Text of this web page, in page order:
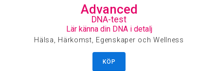
Advanced
DNA-test
Lär känna din DNA i detalj
Hälsa, Härkomst, Egenskaper och Wellness
KÖP